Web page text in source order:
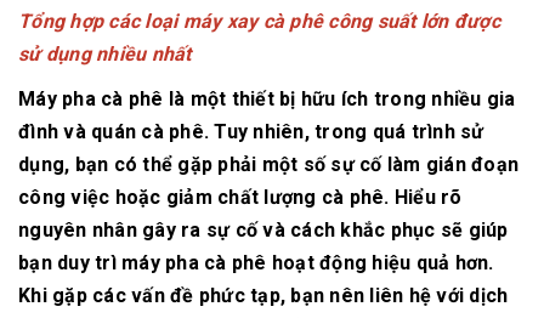
Tổng hợp các loại máy xay cà phê công suất lớn được
sử dụng nhiều nhất
Máy pha cà phê là một thiết bị hữu ích trong nhiều gia
đình và quán cà phê. Tuy nhiên, trong quá trình sử
dụng, bạn có thể gặp phải một số sự cố làm gián đoạn
công việc hoặc giảm chất lượng cà phê. Hiểu rõ
nguyên nhân gây ra sự cố và cách khắc phục sẽ giúp
bạn duy trì máy pha cà phê hoạt động hiệu quả hơn.
Khi gặp các vấn đề phức tạp, bạn nên liên hệ với dịch